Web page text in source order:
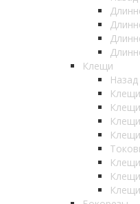
Клещи
Назад
Клещи